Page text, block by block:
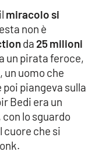
miracolo si
non è
da 25 milioni
un pirata feroce,
uomo che
piangeva sulla
Bedi era un
lo sguardo
cuore che si